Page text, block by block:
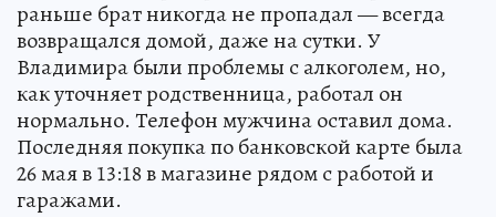
раньше брат никогда не пропадал — всегда
возвращался домой, даже на сутки. У
Владимира были проблемы с алкоголем, но,
как уточняет родственница, работал он
нормально. Телефон мужчина оставил дома.
Последняя покупка по банковской карте была
26 мая в 13:18 в магазине рядом с работой и
гаражами.